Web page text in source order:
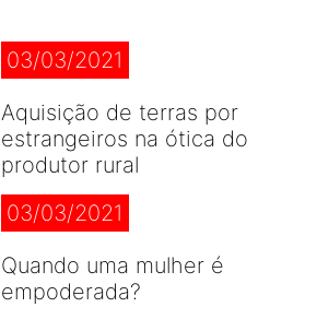
03/03/2021
Aquisição de terras por
estrangeiros na ótica do
produtor rural
03/03/2021
Quando uma mulher é
empoderada?